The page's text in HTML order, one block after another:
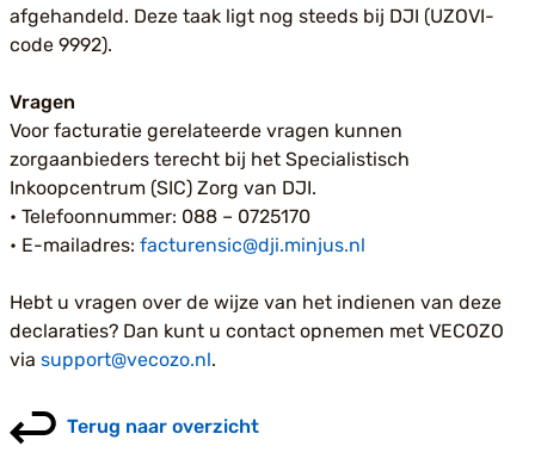
afgehandeld. Deze taak ligt nog steeds bij DJI (UZOVI-
code 9992).
Vragen
Voor facturatie gerelateerde vragen kunnen
zorgaanbieders terecht bij het Specialistisch
Inkoopcentrum (SIC) Zorg van DJI.
• Telefoonnummer: 088 – 0725170
• E-mailadres: facturensic@dji.minjus.nl
Hebt u vragen over de wijze van het indienen van deze
declaraties? Dan kunt u contact opnemen met VECOZO
via support@vecozo.nl.
Terug naar overzicht